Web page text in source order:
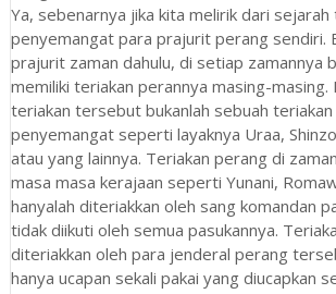
Ya, sebenarnya jika kita melirik dari sejarah
penyemangat para prajurit perang sendiri.
prajurit zaman dahulu, di setiap zamannya
memiliki teriakan perannya masing-masing.
teriakan tersebut bukanlah sebuah
penyemangat seperti layaknya Uraa,
atau yang lainnya. Teriakan perang di
masa masa kerajaan seperti Yunani,
hanyalah diteriakkan oleh sang komandan
tidak diikuti oleh semua pasukannya.
diteriakkan oleh para jenderal perang
hanya ucapan sekali pakai yang diucapkan